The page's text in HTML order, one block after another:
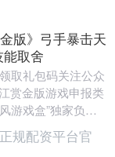
版》弓手暴击天
取舍
取礼包码关注公众
赏金版游戏申报类
游戏盒”独家负责
享及礼包码发放。
正规配资平台官